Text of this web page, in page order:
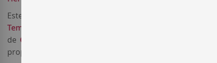
Este
Tempranillo
de Graciano
propiedad de la bodega.